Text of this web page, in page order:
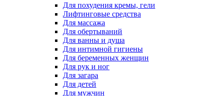
Для похудения кремы, гели
Лифтинговые средства
Для массажа
Для обертываний
Для ванны и душа
Для интимной гигиены
Для беременных женщин
Для рук и ног
Для загара
Для детей
Для мужчин